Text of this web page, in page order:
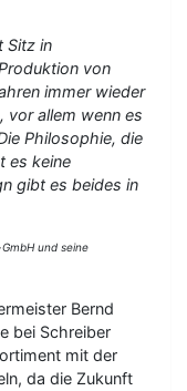
Sitz in
von
immer wieder
vor allem wenn es
Philosophie, die
es keine
gibt es beides in
Bernd
bei Schreiber
mit der
da die Zukunft